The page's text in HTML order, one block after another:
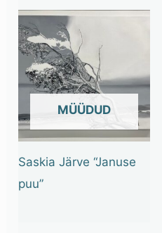
OUT OF STOCK
Saskia Järve “Januse
puu”